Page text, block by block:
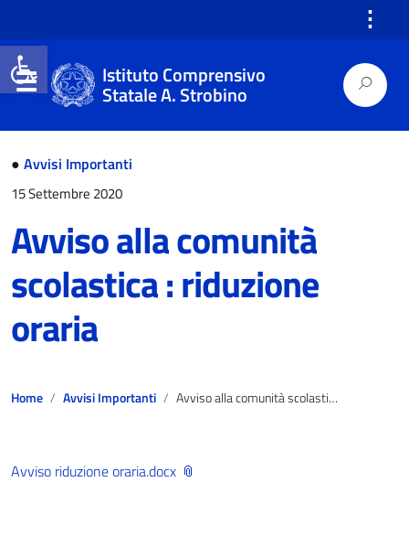
Open toolbar
⋮
Istituto Comprensivo
Statale A. Strobino
● Avvisi Importanti
15 Settembre 2020
Avviso alla comunità
scolastica : riduzione
oraria
Home Avvisi Importanti Avviso alla comunità scolastica : riduzione oraria
Avviso riduzione oraria.docx